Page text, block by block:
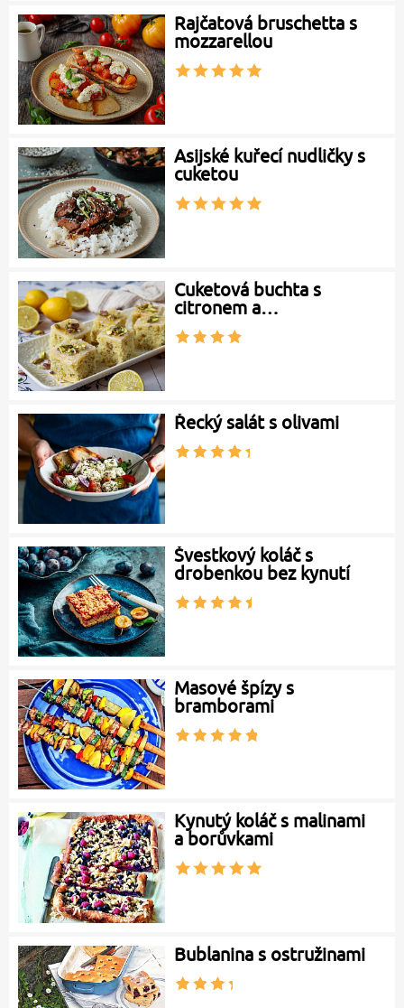
Rajčatová bruschetta s
mozzarellou
Asijské kuřecí nudličky s
cuketou
Cuketová buchta s
citronem a…
Řecký salát s olivami
Švestkový koláč s
drobenkou bez kynutí
Masové špízy s
bramborami
Kynutý koláč s malinami
a borůvkami
Bublanina s ostružinami